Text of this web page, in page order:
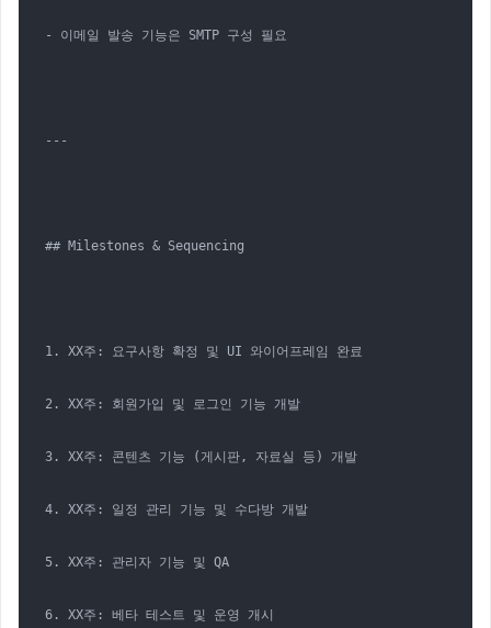
- 이메일 발송 기능은 SMTP 구성 필요
---
## Milestones & Sequencing
1. XX주: 요구사항 확정 및 UI 와이어프레임 완료
2. XX주: 회원가입 및 로그인 기능 개발
3. XX주: 콘텐츠 기능 (게시판, 자료실 등) 개발
4. XX주: 일정 관리 기능 및 수다방 개발
5. XX주: 관리자 기능 및 QA
6. XX주: 베타 테스트 및 운영 개시